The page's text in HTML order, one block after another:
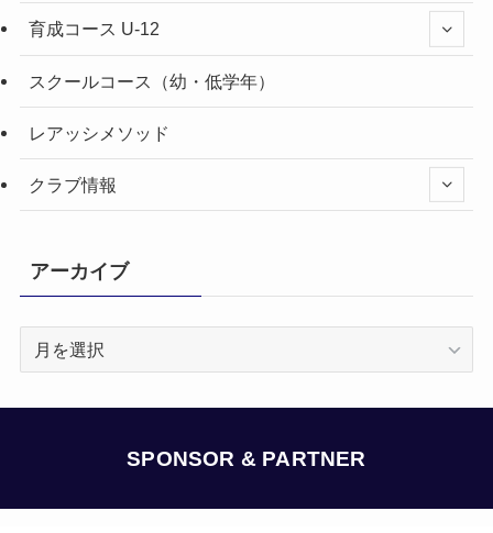
育成コース U-12
スクールコース（幼・低学年）
レアッシメソッド
クラブ情報
アーカイブ
SPONSOR & PARTNER